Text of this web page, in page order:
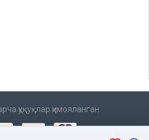
ҳуқуқлар ҳимояланган